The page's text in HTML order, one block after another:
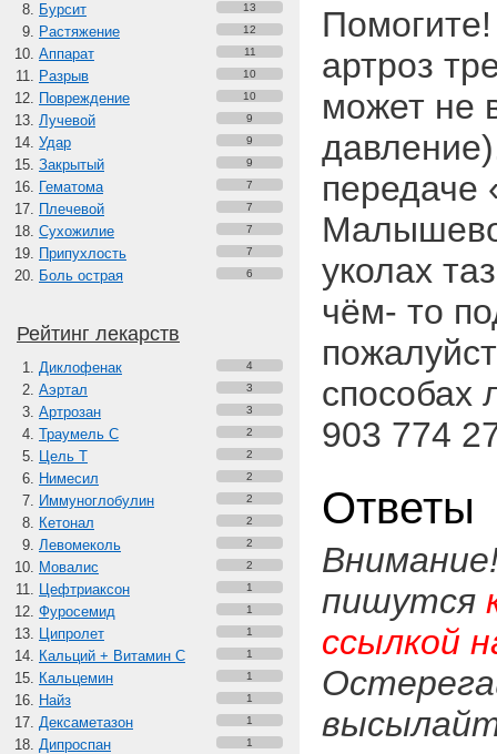
Бурсит 13
Растяжение 12
Аппарат 11
Разрыв 10
Повреждение 10
Лучевой 9
Удар 9
Закрытый 9
Гематома 7
Плечевой 7
Сухожилие 7
Припухлость 7
Боль острая 6
Рейтинг лекарств
Диклофенак 4
Аэртал 3
Артрозан 3
Траумель С 2
Цель Т 2
Нимесил 2
Иммуноглобулин 2
Кетонал 2
Левомеколь 2
Мовалис 2
Цефтриаксон 1
Фуросемид 1
Ципролет 1
Кальций + Витамин C 1
Кальцемин 1
Найз 1
Дексаметазон 1
Дипроспан 1
артроз
может не
передаче
уколах
чём- то
способах
903 774
Ответы
пишутся
ссылкой